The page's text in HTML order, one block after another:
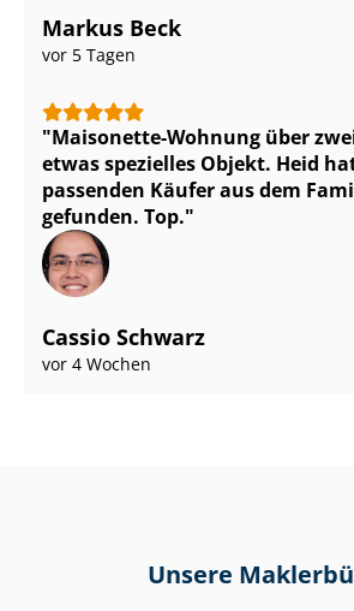
Markus Beck
vor 5 Tagen
Maisonette-Wohnung über
etwas spezielles Objekt. Heid
passenden Käufer aus dem
gefunden. Top.
Cassio Schwarz
vor 4 Wochen
Unsere